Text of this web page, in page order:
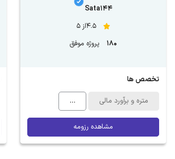
Sata144
4.5از 5
180
پروژه موفق
تخصص ها
متره و برآورد مالی ...
مشاهده رزومه